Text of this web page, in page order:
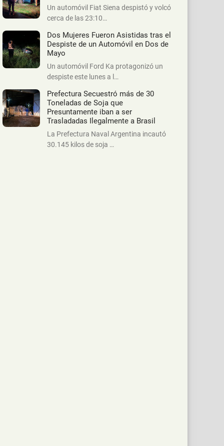
Un automóvil Fiat Siena despistó y volcó
cerca de las 23:10…
Dos Mujeres Fueron Asistidas tras el
Despiste de un Automóvil en Dos de
Mayo
Un automóvil Ford Ka protagonizó un
despiste este lunes a l…
Prefectura Secuestró más de 30
Toneladas de Soja que
Presuntamente iban a ser
Trasladadas Ilegalmente a Brasil
La Prefectura Naval Argentina incautó
30.145 kilos de soja …